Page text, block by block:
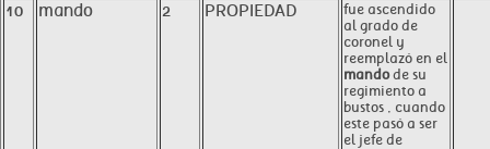
10 mando 2 PROPIEDAD
fue ascendido
al grado de
coronel y
reemplazó en el
mandode su
regimiento a
bustos , cuando
este pasó a ser
el jefe de